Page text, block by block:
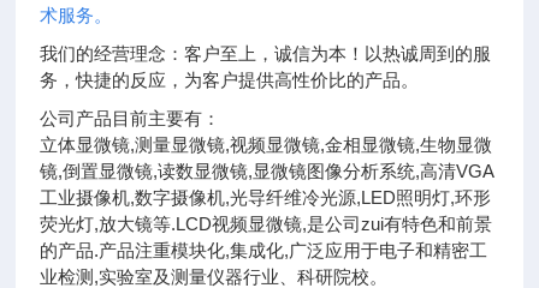
术服务。
我们的经营理念：客户至上，诚信为本！以热诚周到的服
务，快捷的反应，为客户提供高性价比的产品。
公司产品目前主要有：
立体显微镜,测量显微镜,视频显微镜,金相显微镜,生物显微
镜,倒置显微镜,读数显微镜,显微镜图像分析系统,高清VGA
工业摄像机,数字摄像机,光导纤维冷光源,LED照明灯,环形
荧光灯,放大镜等.LCD视频显微镜,是公司zui有特色和前景
的产品.产品注重模块化,集成化,广泛应用于电子和精密工
业检测,实验室及测量仪器行业、科研院校。